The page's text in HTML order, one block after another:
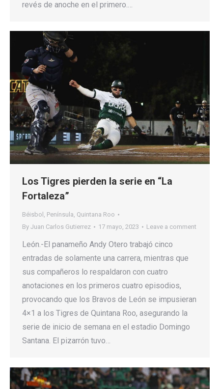
revés de anoche en el primero.…
Los Tigres pierden la serie en “La
Fortaleza”
Béisbol , Península, Quintana Roo
By Juan Carlos Gutierrez 17 mayo, 2023 Leave a comment
León.-El panameño Andy Otero trabajó cinco
entradas de solamente una carrera, mientras que
sus compañeros lo respaldaron con cuatro
anotaciones en los primeros cuatro episodios,
provocando que los Bravos de León se impusieran
4×1 a los Tigres de Quintana Roo, asegurando la
serie de inicio de semana en el estadio Domingo
Santana. El pizarrón tuvo…